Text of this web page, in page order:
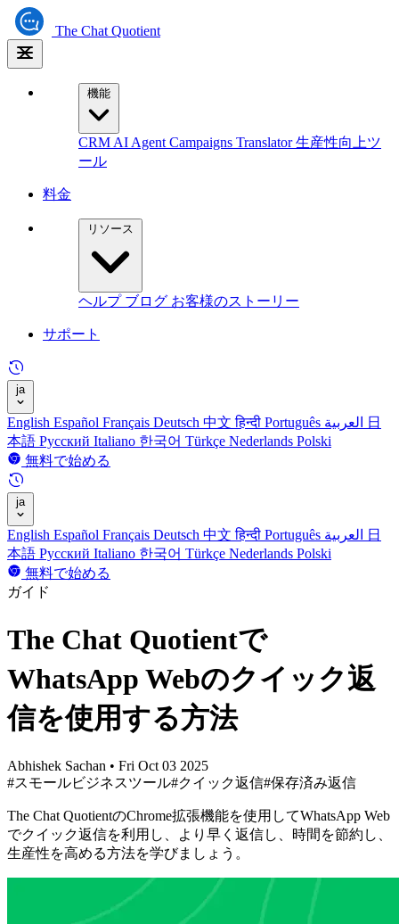
The Chat Quotient
機能
CRM AI Agent Campaigns Translator生産性向上ツ
ール
料金
リソース
ヘルプ ブログ お客様のストーリー
サポート
ja
English Español Français Deutsch 中文हिन्दी Português
日
本語 Русский Italiano 한국어 Türkçe Nederlands Polski
無料で始める
ja
English Español Français Deutsch 中文हिन्दी Português
日
本語 Русский Italiano 한국어 Türkçe Nederlands Polski
無料で始める
ガイド
The Chat Quotientで
WhatsApp Webのクイック返
信を使用する方法
Abhishek Sachan • Fri Oct 03 2025
#スモールビジネスツール#クイック返信#保存済み返信
The Chat QuotientのChrome拡張機能を使用してWhatsApp Web
でクイック返信を利用し、より早く返信し、時間を節約し、
生産性を高める方法を学びましょう。